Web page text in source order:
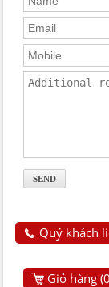
Quý khách
Giỏ hàng (